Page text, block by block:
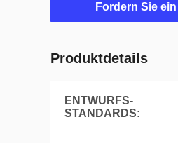
Fordern Sie
Produktdetails
ENTWURFS-
STANDARDS: